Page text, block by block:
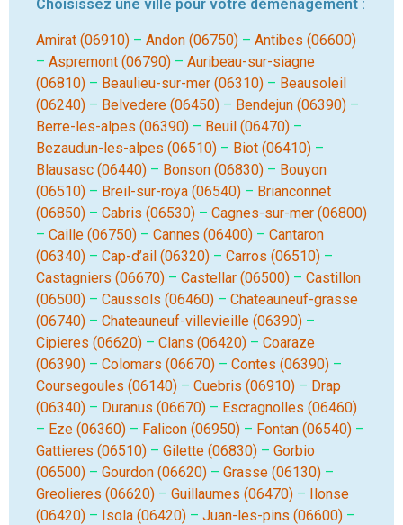
Choisissez une ville pour votre déménagement :
Amirat (06910) – Andon (06750) – Antibes (06600)
– Aspremont (06790) – Auribeau-sur-siagne
(06810) – Beaulieu-sur-mer (06310) – Beausoleil
(06240) – Belvedere (06450) – Bendejun (06390) –
Berre-les-alpes (06390) – Beuil (06470) –
Bezaudun-les-alpes (06510) – Biot (06410) –
Blausasc (06440) – Bonson (06830) – Bouyon
(06510) – Breil-sur-roya (06540) – Brianconnet
(06850) – Cabris (06530) – Cagnes-sur-mer (06800)
– Caille (06750) – Cannes (06400) – Cantaron
(06340) – Cap-d’ail (06320) – Carros (06510) –
Castagniers (06670) – Castellar (06500) – Castillon
(06500) – Caussols (06460) – Chateauneuf-grasse
(06740) – Chateauneuf-villevieille (06390) –
Cipieres (06620) – Clans (06420) – Coaraze
(06390) – Colomars (06670) – Contes (06390) –
Coursegoules (06140) – Cuebris (06910) – Drap
(06340) – Duranus (06670) – Escragnolles (06460)
– Eze (06360) – Falicon (06950) – Fontan (06540) –
Gattieres (06510) – Gilette (06830) – Gorbio
(06500) – Gourdon (06620) – Grasse (06130) –
Greolieres (06620) – Guillaumes (06470) – Ilonse
(06420) – Isola (06420) – Juan-les-pins (06600) –